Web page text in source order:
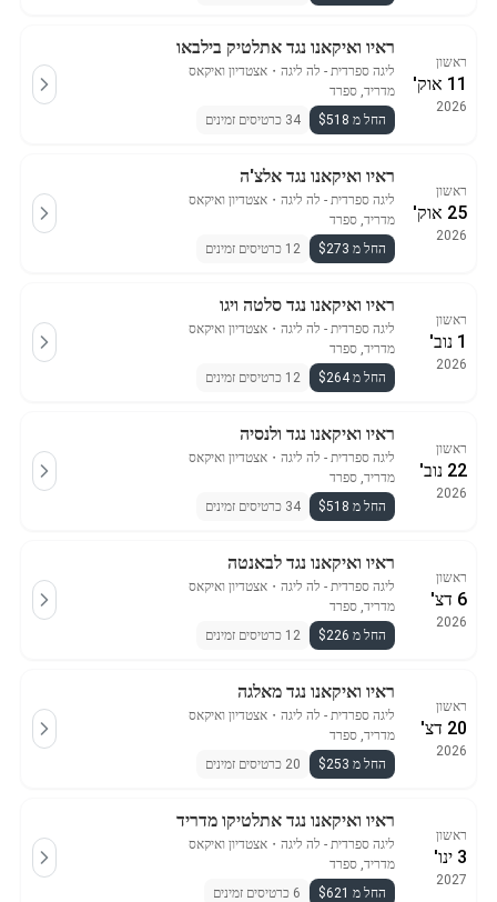
ראשון
11 אוק'
2026
ראיו ואיקאנו נגד אתלטיק בילבאו
ליגה ספרדית - לה ליגה ・ אצטדיון ואיקאס
מדריד, ספרד
החל מ $518
34 כרטיסים זמינים
ראשון
25 אוק'
2026
ראיו ואיקאנו נגד אלצ'ה
ליגה ספרדית - לה ליגה ・ אצטדיון ואיקאס
מדריד, ספרד
החל מ $273
12 כרטיסים זמינים
ראשון
1 נוב'
2026
ראיו ואיקאנו נגד סלטה ויגו
ליגה ספרדית - לה ליגה ・ אצטדיון ואיקאס
מדריד, ספרד
החל מ $264
12 כרטיסים זמינים
ראשון
22 נוב'
2026
ראיו ואיקאנו נגד ולנסיה
ליגה ספרדית - לה ליגה ・ אצטדיון ואיקאס
מדריד, ספרד
החל מ $518
34 כרטיסים זמינים
ראשון
6 דצ'
2026
ראיו ואיקאנו נגד לבאנטה
ליגה ספרדית - לה ליגה ・ אצטדיון ואיקאס
מדריד, ספרד
החל מ $226
12 כרטיסים זמינים
ראשון
20 דצ'
2026
ראיו ואיקאנו נגד מאלגה
ליגה ספרדית - לה ליגה ・ אצטדיון ואיקאס
מדריד, ספרד
החל מ $253
20 כרטיסים זמינים
ראשון
3 ינו'
2027
ראיו ואיקאנו נגד אתלטיקו מדריד
ליגה ספרדית - לה ליגה ・ אצטדיון ואיקאס
מדריד, ספרד
החל מ $621
6 כרטיסים זמינים